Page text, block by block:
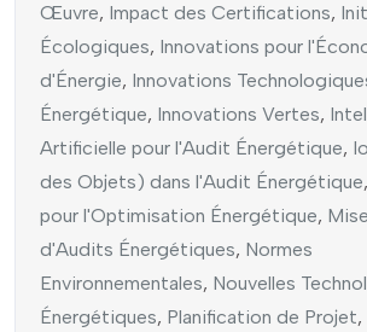
Œuvre, Impact des Certifications,
Écologiques, Innovations pour
d'Énergie, Innovations
Énergétique, Innovations Vertes,
Artificielle pour l'Audit Énergétique,
des Objets) dans l'Audit Énergétique,
pour l'Optimisation Énergétique,
d'Audits Énergétiques, Normes
Environnementales, Nouvelles
Énergétiques, Planification de Projet,